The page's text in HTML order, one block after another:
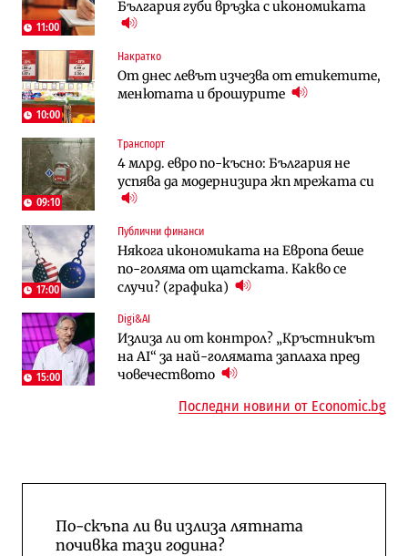
11:00
България губи връзка с икономиката
10:00
Накратко
От днес левът изчезва от етикетите,
менютата и брошурите
09:10
Транспорт
4 млрд. евро по-късно: България не
успява да модернизира жп мрежата си
17:00
Публични финанси
Някога икономиката на Европа беше
по-голяма от щатската. Какво се
случи? (графика)
15:00
Digi&AI
Излиза ли от контрол? „Кръстникът
на AI“ за най-голямата заплаха пред
човечеството
преместването на трамвайното
трасе по бул. „Скобелев“
Компании
Vivacom предлага над 150 устройства с
90% отстъпка през август
Компании
„Ендуросат“ ще строи огромен
космически и отбранителен център в
Доброславци
Енергетика
Държавният ТЕЦ „Марица изток 2“
работи с 5 блока
Енергетика
АЕЦ „Козлодуй“ ще работи само още
няколко седмици, ако сушата продължи
90% отстъпка през август
Градоустройство
Столична община избра изпълнител за
преместването на трамвайното
Енергетика
Държавният ТЕЦ „Марица изток 2“
работи с 5 блока
Компании
„Ендуросат“ ще строи огромен
космически и отбранителен център в
Доброславци
Регулации
Лекарствата за редки болести
попадат в капан на обществените
поръчки?
Последни новини от Economic.bg
По-скъпа ли ви излиза лятната
почивка тази година?